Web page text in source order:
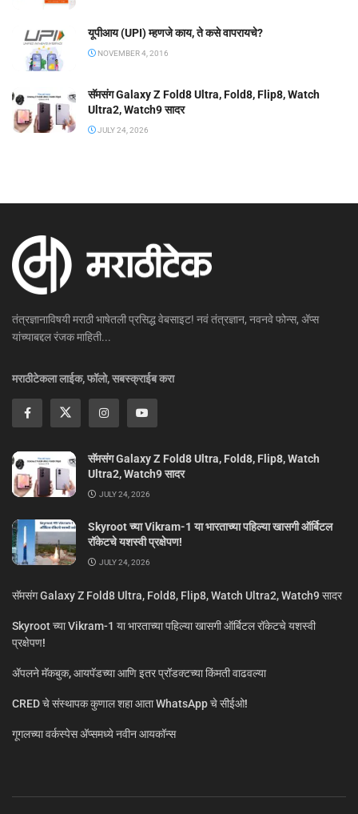
यूपीआय (UPI) म्हणजे काय, ते कसे वापरायचे?
NOVEMBER 4, 2016
सॅमसंग Galaxy Z Fold8 Ultra, Fold8, Flip8, Watch
Ultra2, Watch9 सादर
JULY 24, 2026
तंत्रज्ञानाविषयी मराठी भाषेतली प्रसिद्ध वेबसाइट! नवं तंत्रज्ञान, नवनवे फोन्स, ॲप्स
यांच्याबद्दल रंजक माहिती...
मराठीटेकला लाईक, फॉलो, सबस्क्राईब करा
सॅमसंग Galaxy Z Fold8 Ultra, Fold8, Flip8, Watch
Ultra2, Watch9 सादर
JULY 24, 2026
Skyroot च्या Vikram-1 या भारताच्या पहिल्या खासगी ऑर्बिटल
रॉकेटचे यशस्वी प्रक्षेपण!
JULY 24, 2026
सॅमसंग Galaxy Z Fold8 Ultra, Fold8, Flip8, Watch Ultra2, Watch9 सादर
Skyroot च्या Vikram-1 या भारताच्या पहिल्या खासगी ऑर्बिटल रॉकेटचे यशस्वी
प्रक्षेपण!
ॲपलने मॅकबुक, आयपॅडच्या आणि इतर प्रॉडक्टच्या किंमती वाढवल्या
CRED चे संस्थापक कुणाल शहा आता WhatsApp चे सीईओ!
गूगलच्या वर्कस्पेस अ‍ॅप्समध्ये नवीन आयकॉन्स